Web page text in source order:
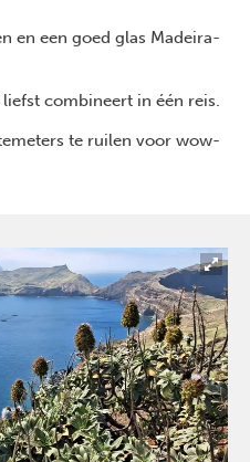
en een goed glas Madeira-
combineert in één reis.
te ruilen voor wow-